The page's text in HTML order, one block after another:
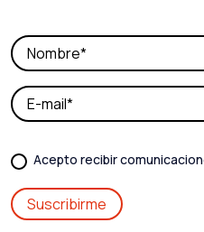
Acepto recibir